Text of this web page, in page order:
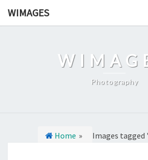
GaWIMAGES
Photography
Home » Images